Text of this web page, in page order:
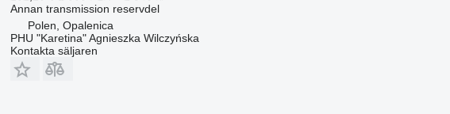
Annan transmission reservdel
Polen, Opalenica
PHU "Karetina" Agnieszka Wilczyńska
Kontakta säljaren